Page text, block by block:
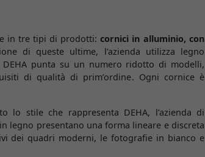
in tre tipi di prodotti: cornici in alluminio, con
di queste ultime, l’azienda utilizza legno
punta su un numero ridotto di modelli,
di qualità di prim’ordine. Ogni cornice è
lo stile che rappresenta DEHA, l’azienda di
legno presentano una forma lineare e discreta
dei quadri moderni, le fotografie in bianco e